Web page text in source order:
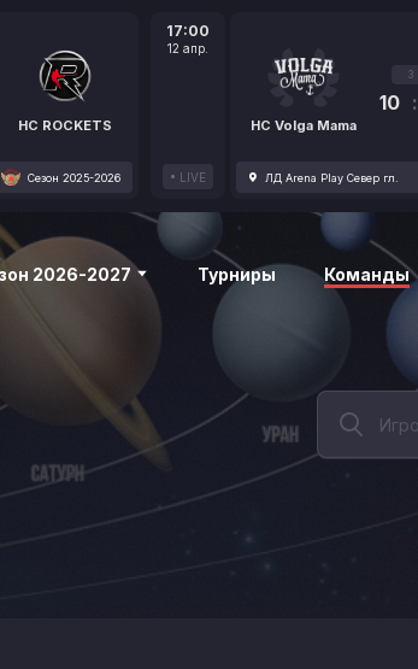
HC ROCKETS
Сезон 2025-2026
17:00
12 апр.
LIVE
HC Volga Mama
3
10 :
ЛД Arena Play Север гл.
2026-2027 Турниры Команды